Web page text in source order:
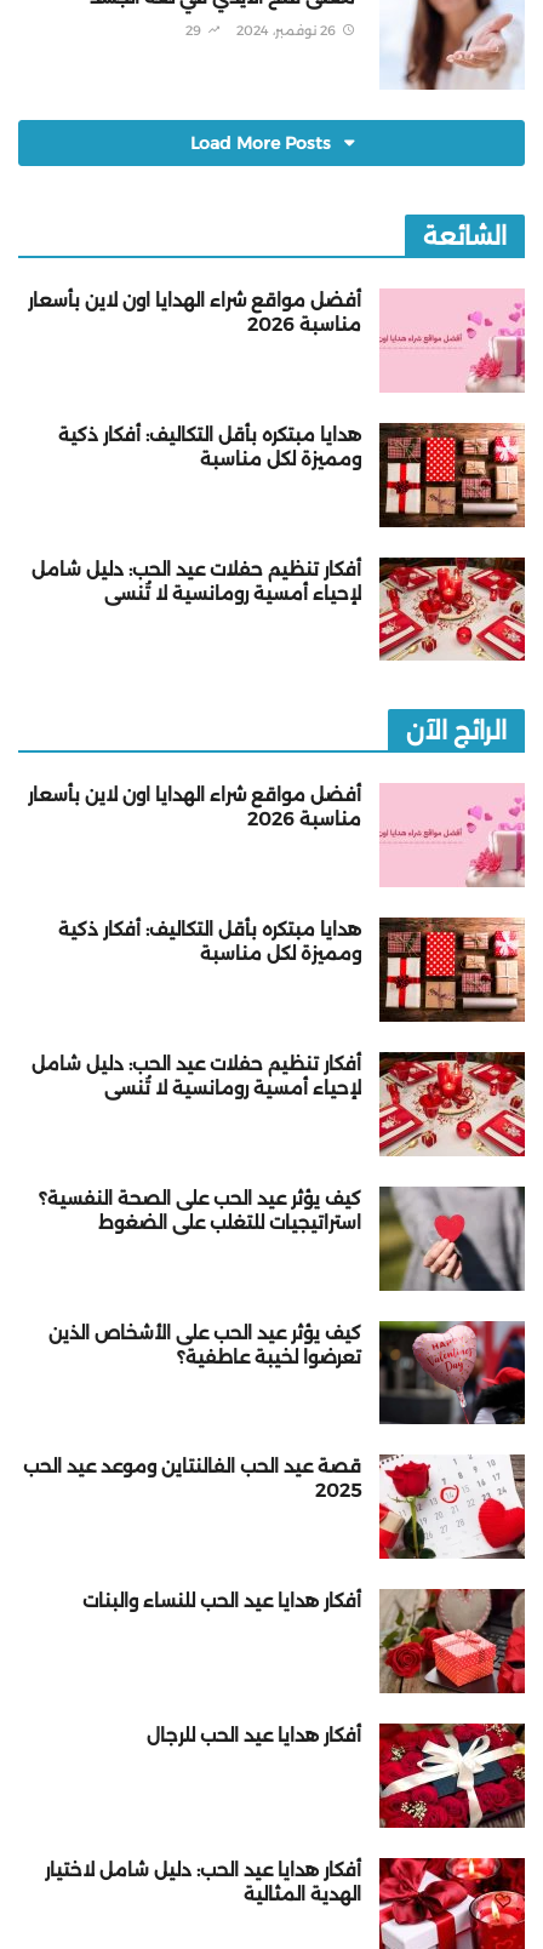
26 نوفمبر، 2024 29
Load More Posts
الشائعة
أفضل مواقع شراء الهدايا اون لاين بأسعار
مناسبة 2026
هدايا مبتكره بأقل التكاليف: أفكار ذكية
ومميزة لكل مناسبة
أفكار تنظيم حفلات عيد الحب: دليل شامل
لإحياء أمسية رومانسية لا تُنسى
الرائج الآن
أفضل مواقع شراء الهدايا اون لاين بأسعار
مناسبة 2026
هدايا مبتكره بأقل التكاليف: أفكار ذكية
ومميزة لكل مناسبة
أفكار تنظيم حفلات عيد الحب: دليل شامل
لإحياء أمسية رومانسية لا تُنسى
كيف يؤثر عيد الحب على الصحة النفسية؟
استراتيجيات للتغلب على الضغوط
كيف يؤثر عيد الحب على الأشخاص الذين
تعرضوا لخيبة عاطفية؟
قصة عيد الحب الفالنتاين وموعد عيد الحب
2025
أفكار هدايا عيد الحب للنساء والبنات
أفكار هدايا عيد الحب للرجال
أفكار هدايا عيد الحب: دليل شامل لاختيار
الهدية المثالية